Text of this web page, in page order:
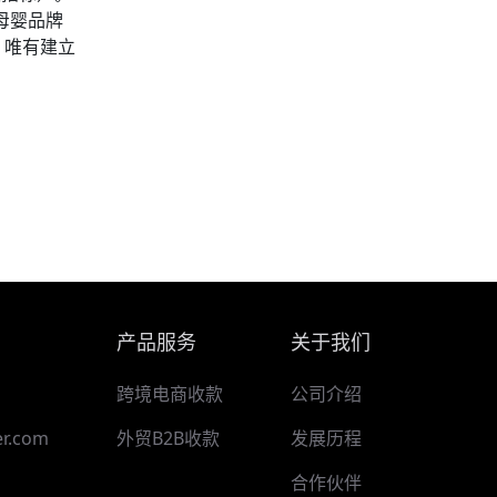
婴品牌
有建立
产品服务
跨境电商收款
外贸B2B收款
关于我们
公司介绍
发展历程
合作伙伴